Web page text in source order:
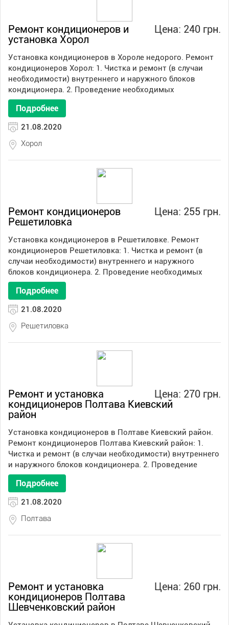
Цена: 240 грн.
Ремонт кондиционеров и
установка Хорол
Установка кондиционеров в Хороле недорого. Ремонт
кондиционеров Хорол: 1. Чистка и ремонт (в случаи
необходимости) внутреннего и наружного блоков
кондиционера. 2. Проведение необходимых
Подробнее
21.08.2020
Хорол
Цена: 255 грн.
Ремонт кондиционеров
Решетиловка
Установка кондиционеров в Решетиловке. Ремонт
кондиционеров Решетиловка: 1. Чистка и ремонт (в
случаи необходимости) внутреннего и наружного
блоков кондиционера. 2. Проведение необходимых
Подробнее
21.08.2020
Решетиловка
Цена: 270 грн.
Ремонт и установка
кондиционеров Полтава Киевский
район
Установка кондиционеров в Полтаве Киевский район.
Ремонт кондиционеров Полтава Киевский район: 1.
Чистка и ремонт (в случаи необходимости) внутреннего
и наружного блоков кондиционера. 2. Проведение
Подробнее
21.08.2020
Полтава
Цена: 260 грн.
Ремонт и установка
кондиционеров Полтава
Шевченковский район